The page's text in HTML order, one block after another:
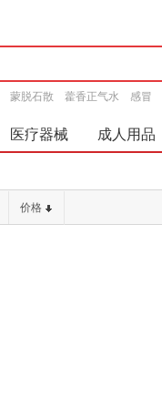
蒙脱石散 藿香正气水 感冒
医疗器械 成人用品
价格